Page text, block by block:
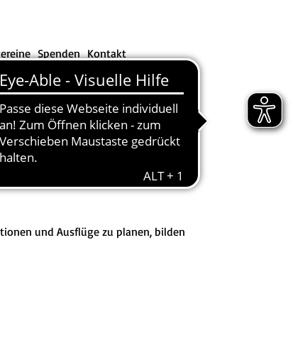
Spenden Kontakt
Mit gemeinschaftlichen
stärken soziale Kompetenzen,
und Ausflüge zu planen, bilden